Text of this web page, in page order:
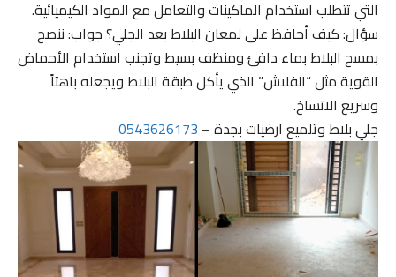
التي تتطلب استخدام الماكينات والتعامل مع المواد الكيميائية.
سؤال: كيف أحافظ على لمعان البلاط بعد الجلي؟ جواب: ننصح
بمسح البلاط بماء دافئ ومنظف بسيط وتجنب استخدام الأحماض
القوية مثل “الفلاش” الذي يأكل طبقة البلاط ويجعله باهتاً
وسريع الاتساخ.
جلي بلاط وتلميع ارضيات بجدة –0543626173